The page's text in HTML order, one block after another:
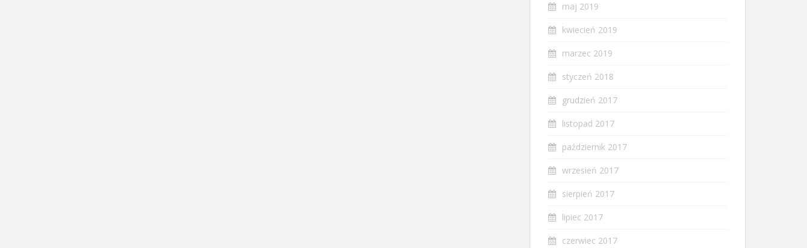
maj 2019
kwiecień 2019
marzec 2019
styczeń 2018
grudzień 2017
listopad 2017
październik 2017
wrzesień 2017
sierpień 2017
lipiec 2017
czerwiec 2017